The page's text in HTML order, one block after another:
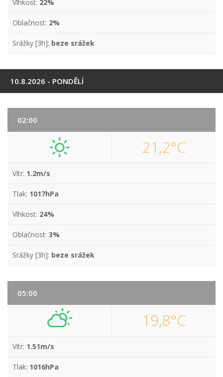
Vlhkost: 22%
Oblačnost: 2%
Srážky [3h]: beze srážek
10.8.2026 - PONDĚLÍ
02:00
21,2°C
Vítr: 1.2m/s
Tlak: 1017hPa
Vlhkost: 24%
Oblačnost: 3%
Srážky [3h]: beze srážek
05:00
19,8°C
Vítr: 1.51m/s
Tlak: 1016hPa